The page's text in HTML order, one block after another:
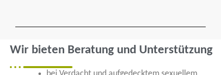
Wir bieten Beratung und Unterstützung